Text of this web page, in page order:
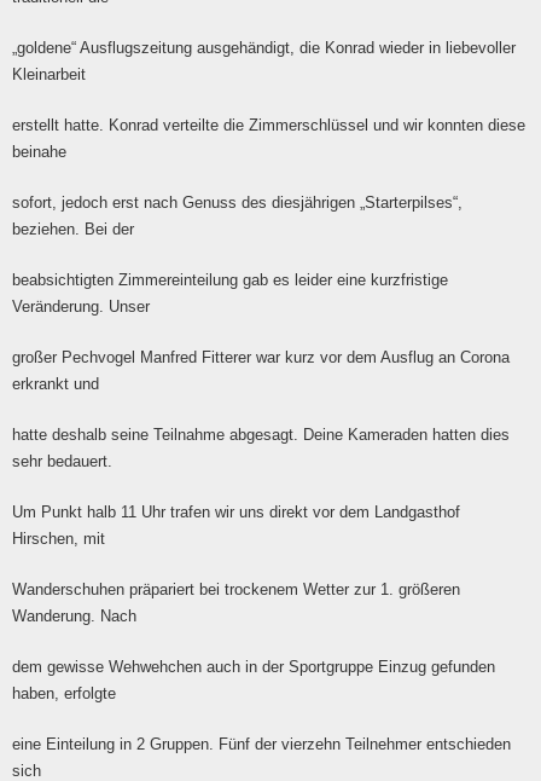
„goldene“ Ausflugszeitung ausgehändigt, die Konrad wieder in liebevoller
Kleinarbeit
erstellt hatte. Konrad verteilte die Zimmerschlüssel und wir konnten diese
beinahe
sofort, jedoch erst nach Genuss des diesjährigen „Starterpilses“,
beziehen. Bei der
beabsichtigten Zimmereinteilung gab es leider eine kurzfristige
Veränderung. Unser
großer Pechvogel Manfred Fitterer war kurz vor dem Ausflug an Corona
erkrankt und
hatte deshalb seine Teilnahme abgesagt. Deine Kameraden hatten dies
sehr bedauert.
Um Punkt halb 11 Uhr trafen wir uns direkt vor dem Landgasthof
Hirschen, mit
Wanderschuhen präpariert bei trockenem Wetter zur 1. größeren
Wanderung. Nach
dem gewisse Wehwehchen auch in der Sportgruppe Einzug gefunden
haben, erfolgte
eine Einteilung in 2 Gruppen. Fünf der vierzehn Teilnehmer entschieden
sich